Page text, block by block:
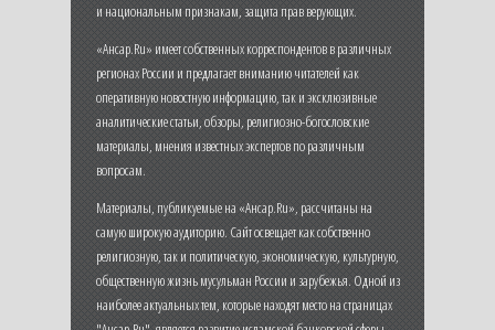
и национальным признакам, защита прав верующих.
«Ансар.Ru» имеет собственных корреспондентов в различных
регионах России и предлагает вниманию читателей как
оперативную новостную информацию, так и эксклюзивные
аналитические статьи, обзоры, религиозно-богословские
материалы, мнения известных экспертов по различным
вопросам.
Материалы, публикуемые на «Ансар.Ru», рассчитаны на
самую широкую аудиторию. Сайт освещает как собственно
религиозную, так и политическую, экономическую, культурную,
общественную жизнь мусульман России и зарубежья. Одной из
наиболее актуальных тем, которые находят место на страницах